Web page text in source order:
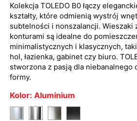
Kolekcja TOLEDO B0 łączy
kształty, które odmienią wystrój
subtelności i nonszalancji. Wieszaki
konturami są idealne do
minimalistycznych i klasycznych,
hol, łazienka, gabinet czy biuro.
stworzona z pasją dla niebanalnego
formy.
Kolor: Aluminium
Aluminium
ChromStal
szczotkowana
Czarny
mat